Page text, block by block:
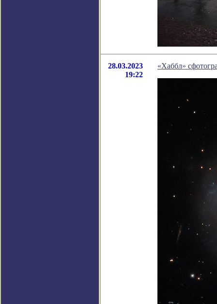
28.03.2023
19:22
«Хаббл»